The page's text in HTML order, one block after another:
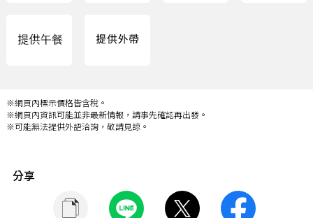
※網頁內標示價格皆含稅。
※網頁內資訊可能並非最新情報，請事先確認再出發。
※可能無法提供外語洽詢，敬請見諒。
分享